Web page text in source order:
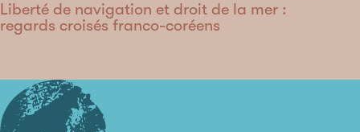
Liberté de navigation et droit de la mer :
regards croisés franco-coréens